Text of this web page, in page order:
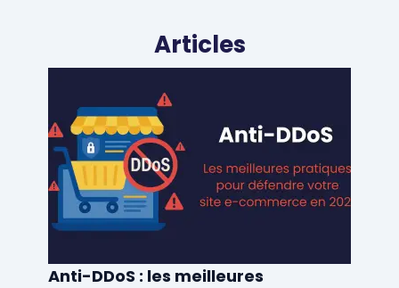
Articles
Anti-DDoS : les meilleures